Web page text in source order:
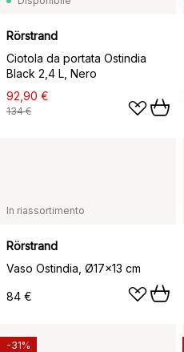
Rörstrand
Ciotola da portata Ostindia
Black 2,4 L, Nero
92,90 €
134 €
In riassortimento
Rörstrand
Vaso Ostindia, Ø17x13 cm
84 €
-31%